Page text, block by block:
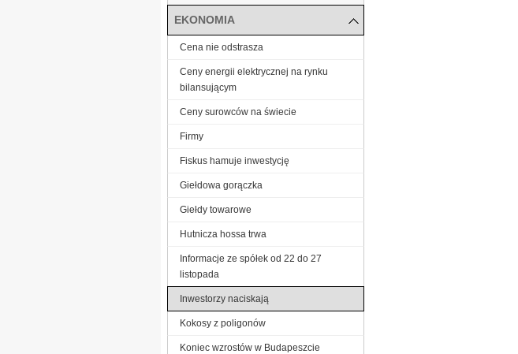
EKONOMIA
Cena nie odstrasza
Ceny energii elektrycznej na rynku
bilansującym
Ceny surowców na świecie
Firmy
Fiskus hamuje inwestycję
Giełdowa gorączka
Giełdy towarowe
Hutnicza hossa trwa
Informacje ze spółek od 22 do 27
listopada
Inwestorzy naciskają
Kokosy z poligonów
Koniec wzrostów w Budapeszcie